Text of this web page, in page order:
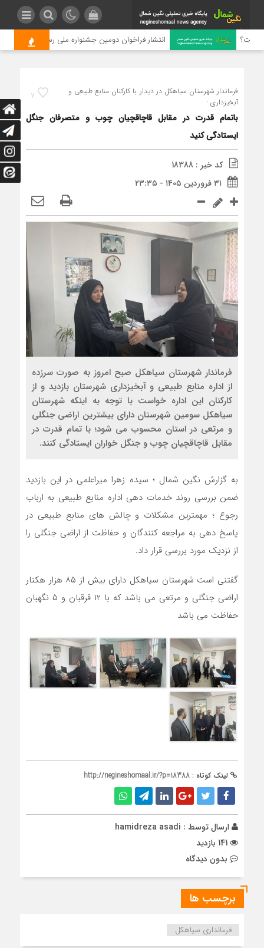
انتشار فراخوان دومین جشنواره ملی رسانه‌ای چای
7
فرماندار شهرستان سیاهکل در دیدار با کارکنان منابع طبیعی و
آبخیزداری :
باتمام قدرت در مقابل قاچاقچیان چوب و متصرفان جنگل
ایستادگی کنید
کد خبر : 18388
۳۱ فروردین ۱۴۰۵ - ۲۳:۳۵
فرماندار شهرستان سیاهکل صبح امروز به صورت سرزده
از اداره منابع طبیعی و آبخیزداری شهرستان بازدید و از
کارکنان این اداره خواست با توجه به اینکه شهرستان
سیاهکل سومین شهرستان دارای بیشترین اراضی جنگلی
و مرتعی در استان محسوب می شود؛ با تمام قدرت در
مقابل قاچاقچیان چوب و جنگل خواران ایستادگی کنند.
به گزارش نگین شمال ؛ سیده زهرا میراعلمی در این بازدید
ضمن بررسی روند خدمات دهی اداره منابع طبیعی به ارباب
رجوع ؛ مهمترین مشکلات و چالش های منابع طبیعی در
پاسخ دهی به مراجعه کنندگان و حفاظت از اراضی جنگلی را
از نزدیک مورد بررسی قرار داد.
گفتنی است شهرستان سیاهکل دارای بیش از ۸۵ هزار هکتار
اراضی جنگلی و مرتعی می باشد که با ۱۲ قرقبان و ۵ نگهبان
حفاظت می باشد
لینک کوتاه : http://negineshomaal.ir/?p=18388
ارسال توسط : hamidreza asadi
بدون دیدگاه
برچسب ها
فرمانداری سیاهکل